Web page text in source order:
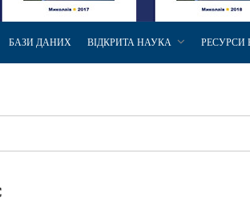
БАЗИ ДАНИХ ВІДКРИТА НАУКА РЕСУРСИ